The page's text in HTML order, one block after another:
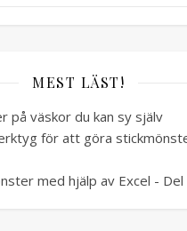
MEST LÄST!
på väskor du kan sy själv
för att göra
med hjälp av Excel -